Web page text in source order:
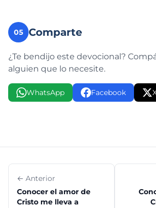
05 Comparte
¿Te bendijo este devocional?
alguien que lo necesite.
WhatsApp Facebook
← Anterior
Conocer el amor de
Cristo me lleva a